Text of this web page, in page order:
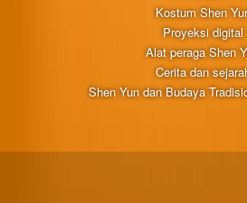
Kostum Shen
Proyeksi digital
Alat peraga Shen
Cerita dan
Shen Yun dan Budaya